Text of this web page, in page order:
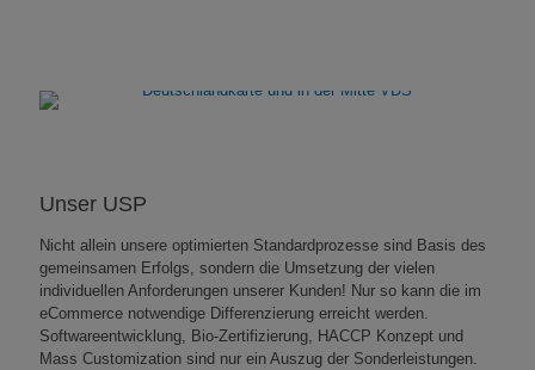
Unser USP
Nicht allein unsere optimierten Standardprozesse sind Basis des
gemeinsamen Erfolgs, sondern die Umsetzung der vielen
individuellen Anforderungen unserer Kunden! Nur so kann die im
eCommerce notwendige Differenzierung erreicht werden.
Softwareentwicklung, Bio-Zertifizierung, HACCP Konzept und
Mass Customization sind nur ein Auszug der Sonderleistungen.